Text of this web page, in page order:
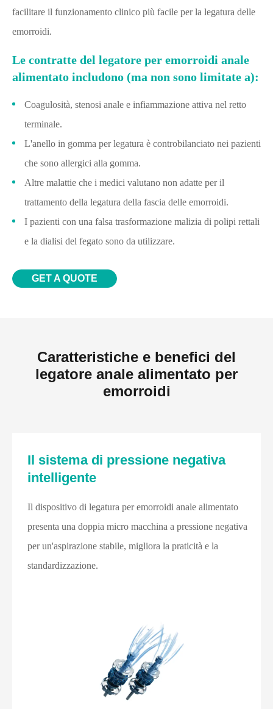
facilitare il funzionamento clinico più facile per la legatura delle
emorroidi.
Le contratte del legatore per emorroidi anale
alimentato includono (ma non sono limitate a):
Coagulosità, stenosi anale e infiammazione attiva nel retto
terminale.
L'anello in gomma per legatura è controbilanciato nei pazienti
che sono allergici alla gomma.
Altre malattie che i medici valutano non adatte per il
trattamento della legatura della fascia delle emorroidi.
I pazienti con una falsa trasformazione malizia di polipi rettali
e la dialisi del fegato sono da utilizzare.
GET A QUOTE
Caratteristiche e benefici del
legatore anale alimentato per
emorroidi
Il sistema di pressione negativa
intelligente
Il dispositivo di legatura per emorroidi anale alimentato
presenta una doppia micro macchina a pressione negativa
per un'aspirazione stabile, migliora la praticità e la
standardizzazione.